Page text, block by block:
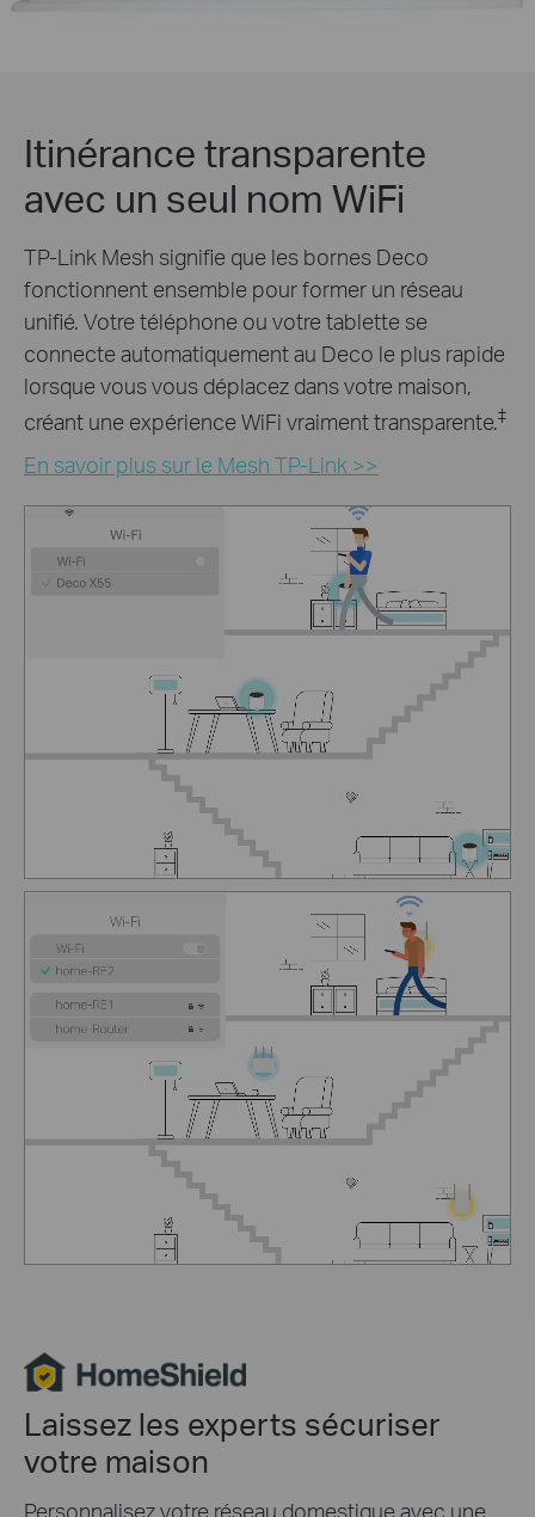
Itinérance transparente
avec un seul nom WiFi
TP-Link Mesh signifie que les bornes Deco
fonctionnent ensemble pour former un réseau
unifié. Votre téléphone ou votre tablette se
connecte automatiquement au Deco le plus rapide
lorsque vous vous déplacez dans votre maison,
créant une expérience WiFi vraiment transparente.‡
En savoir plus sur le Mesh TP-Link >>
Laissez les experts sécuriser
votre maison
Personnalisez votre réseau domestique avec une